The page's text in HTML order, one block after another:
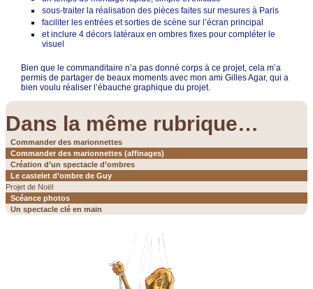
sous-traiter la réalisation des pièces faites sur mesures à Paris
faciliter les entrées et sorties de scène sur l’écran principal
et inclure 4 décors latéraux en ombres fixes pour compléter le
visuel
Bien que le commanditaire n’a pas donné corps à ce projet, cela m’a
permis de partager de beaux moments avec mon ami Gilles Agar, qui a
bien voulu réaliser l’ébauche graphique du projet.
Dans la même rubrique…
Commander des marionnettes
Commander des marionnettes (affinages)
Création d’un spectacle d’ombres
Le castelet d’ombre de Guy
Projet de Noël
Scéance photos
Un spectacle clé en main